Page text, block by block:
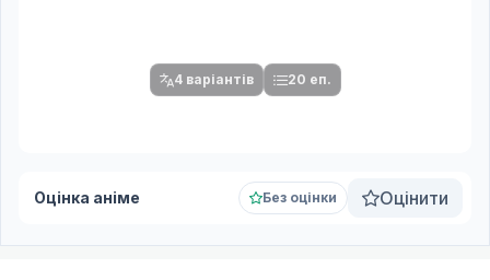
4 варіантів 20 еп.
Оцінка аніме Без оцінки Оцінити